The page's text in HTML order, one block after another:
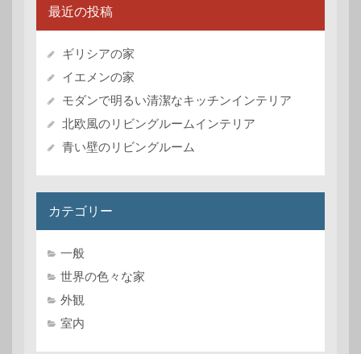
最近の投稿
ギリシアの家
イエメンの家
モダンで明るい清潔なキッチンインテリア
北欧風のリビングルームインテリア
青い壁のリビングルーム
カテゴリー
一般
世界の色々な家
外観
室内